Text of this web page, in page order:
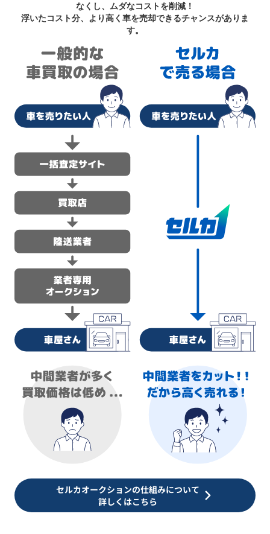
なくし、ムダなコストを削減！
浮いたコスト分、より高く車を売却できるチャンスがありま
す。
セルカオークションの仕組みについて
詳しくはこちら